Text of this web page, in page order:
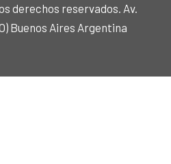
derechos reservados. Av.
Buenos Aires Argentina